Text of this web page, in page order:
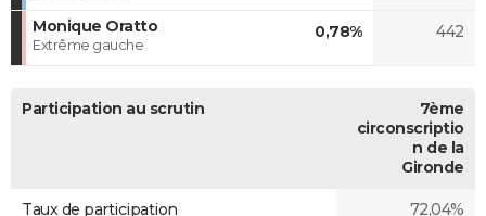
Monique Oratto
Extrême gauche
0,78% 442
Participation au scrutin
7ème
circonscriptio
n de la
Gironde
Taux de participation 72,04%